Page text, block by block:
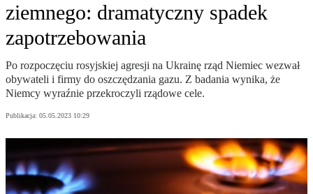
ziemnego: dramatyczny spadek
zapotrzebowania
Po rozpoczęciu rosyjskiej agresji na Ukrainę rząd Niemiec wezwał
obywateli i firmy do oszczędzania gazu. Z badania wynika, że
Niemcy wyraźnie przekroczyli rządowe cele.
Publikacja: 05.05.2023 10:29